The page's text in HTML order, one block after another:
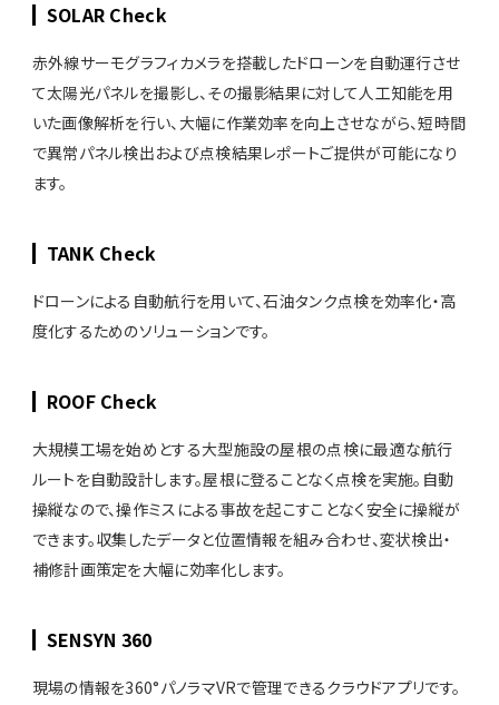
SOLAR Check
赤外線サーモグラフィカメラを搭載したドローンを自動運行させ
て太陽光パネルを撮影し、その撮影結果に対して人工知能を用
いた画像解析を行い、大幅に作業効率を向上させながら、短時間
で異常パネル検出および点検結果レポートご提供が可能になり
ます。
TANK Check
ドローンによる自動航行を用いて、石油タンク点検を効率化・高
度化するためのソリューションです。
ROOF Check
大規模工場を始めとする大型施設の屋根の点検に最適な航行
ルートを自動設計します。屋根に登ることなく点検を実施。自動
操縦なので、操作ミスによる事故を起こすことなく安全に操縦が
できます。収集したデータと位置情報を組み合わせ、変状検出・
補修計画策定を大幅に効率化します。
SENSYN 360
現場の情報を360°パノラマVRで管理できるクラウドアプリです。